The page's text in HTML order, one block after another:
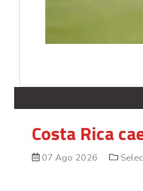
Costa Rica
07 Ago 2026